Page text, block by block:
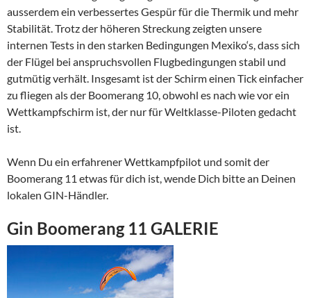
ausserdem ein verbessertes Gespür für die Thermik und mehr
Stabilität. Trotz der höheren Streckung zeigten unsere
internen Tests in den starken Bedingungen Mexiko‘s, dass sich
der Flügel bei anspruchsvollen Flugbedingungen stabil und
gutmütig verhält. Insgesamt ist der Schirm einen Tick einfacher
zu fliegen als der Boomerang 10, obwohl es nach wie vor ein
Wettkampfschirm ist, der nur für Weltklasse-Piloten gedacht
ist.
Wenn Du ein erfahrener Wettkampfpilot und somit der
Boomerang 11 etwas für dich ist, wende Dich bitte an Deinen
lokalen GIN-Händler.
Gin Boomerang 11 GALERIE